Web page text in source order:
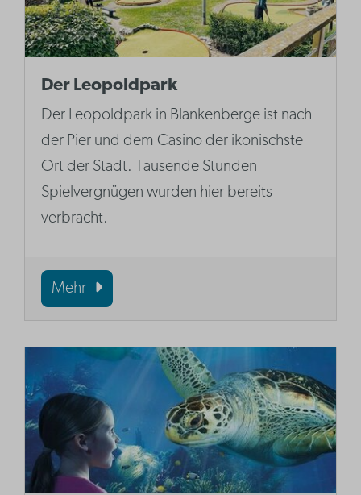
Der Leopoldpark
Der Leopoldpark in Blankenberge ist nach
der Pier und dem Casino der ikonischste
Ort der Stadt. Tausende Stunden
Spielvergnügen wurden hier bereits
verbracht.
Mehr